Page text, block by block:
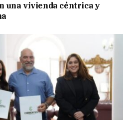
una vivienda céntrica y